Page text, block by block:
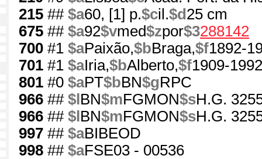
215 ## $a60, [1] p.$cil.$d 25 cm
675 ## $a92$vmed$zpor$3288142
700 #1 $aPaixão,$bBraga,$f1892-
701 #1 $aIria,$bAlberto,$f1909-1992
801 #0 $aPT$bBN$gRPC
966 ## $l BN$mFGMON$sH.G.
966 ## $l BN$mFGMON$sH.G.
997 ## $aBIBEOD
998 ## $aFSE03 - 00536